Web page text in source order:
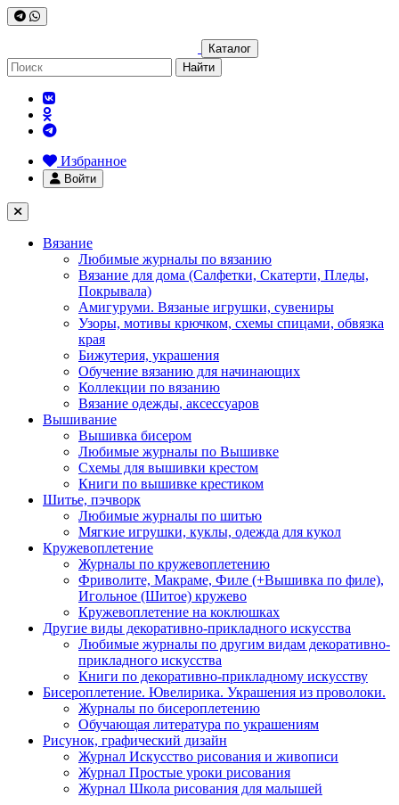
Каталог
Найти
Избранное
Войти
Вязание
Любимые журналы по вязанию
Вязание для дома (Салфетки, Скатерти, Пледы,
Покрывала)
Амигуруми. Вязаные игрушки, сувениры
Узоры, мотивы крючком, схемы спицами, обвязка
края
Бижутерия, украшения
Обучение вязанию для начинающих
Коллекции по вязанию
Вязание одежды, аксессуаров
Вышивание
Вышивка бисером
Любимые журналы по Вышивке
Схемы для вышивки крестом
Книги по вышивке крестиком
Шитье, пэчворк
Любимые журналы по шитью
Мягкие игрушки, куклы, одежда для кукол
Кружевоплетение
Журналы по кружевоплетению
Фриволите, Макраме, Филе (+Вышивка по филе),
Игольное (Шитое) кружево
Кружевоплетение на коклюшках
Другие виды декоративно-прикладного искусства
Любимые журналы по другим видам декоративно-
прикладного искусства
Книги по декоративно-прикладному искусству
Бисероплетение. Ювелирика. Украшения из проволоки.
Журналы по бисероплетению
Обучающая литература по украшениям
Рисунок, графический дизайн
Журнал Искусство рисования и живописи
Журнал Простые уроки рисования
Журнал Школа рисования для малышей